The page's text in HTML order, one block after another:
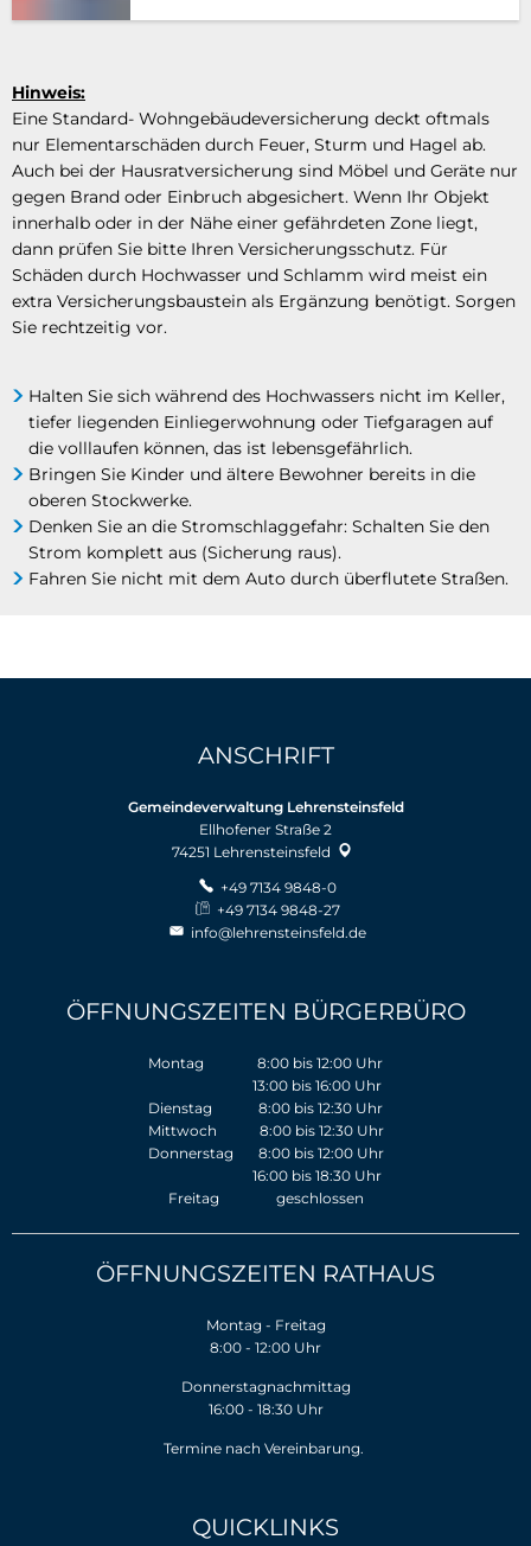
Hinweis:
Eine Standard- Wohngebäudeversicherung deckt oftmals
nur Elementarschäden durch Feuer, Sturm und Hagel ab.
Auch bei der Hausratversicherung sind Möbel und Geräte nur
gegen Brand oder Einbruch abgesichert. Wenn Ihr Objekt
innerhalb oder in der Nähe einer gefährdeten Zone liegt,
dann prüfen Sie bitte Ihren Versicherungsschutz. Für
Schäden durch Hochwasser und Schlamm wird meist ein
extra Versicherungsbaustein als Ergänzung benötigt. Sorgen
Sie rechtzeitig vor.
Halten Sie sich während des Hochwassers nicht im Keller,
tiefer liegenden Einliegerwohnung oder Tiefgaragen auf
die volllaufen können, das ist lebensgefährlich.
Bringen Sie Kinder und ältere Bewohner bereits in die
oberen Stockwerke.
Denken Sie an die Stromschlaggefahr: Schalten Sie den
Strom komplett aus (Sicherung raus).
Fahren Sie nicht mit dem Auto durch überflutete Straßen.
ANSCHRIFT
Gemeindeverwaltung Lehrensteinsfeld
Ellhofener Straße 2
74251 Lehrensteinsfeld
+49 7134 9848-0
+49 7134 9848-27
info@lehrensteinsfeld.de
ÖFFNUNGSZEITEN BÜRGERBÜRO
Montag 8:00 bis 12:00 Uhr
13:00 bis 16:00 Uhr
Dienstag 8:00 bis 12:30 Uhr
Mittwoch 8:00 bis 12:30 Uhr
Donnerstag 8:00 bis 12:00 Uhr
16:00 bis 18:30 Uhr
Freitag geschlossen
ÖFFNUNGSZEITEN RATHAUS
Montag - Freitag
8:00 - 12:00 Uhr
Donnerstagnachmittag
16:00 - 18:30 Uhr
Termine nach Vereinbarung.
QUICKLINKS